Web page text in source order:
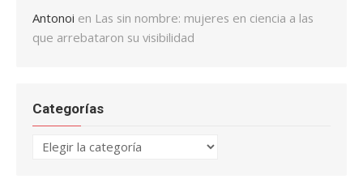
Antonoi en Las sin nombre: mujeres en ciencia a las
que arrebataron su visibilidad
Categorías
Categorías